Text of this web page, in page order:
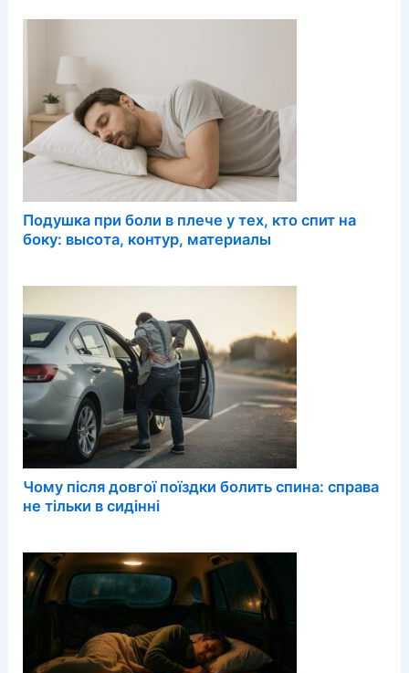
Подушка при боли в плече у тех, кто спит на
боку: высота, контур, материалы
Чому після довгої поїздки болить спина: справа
не тільки в сидінні